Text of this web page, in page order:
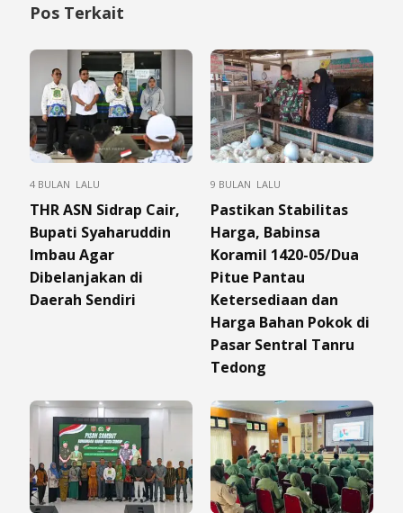
Pos Terkait
4 BULAN LALU
THR ASN Sidrap Cair,
Bupati Syaharuddin
Imbau Agar
Dibelanjakan di
Daerah Sendiri
9 BULAN LALU
Pastikan Stabilitas
Harga, Babinsa
Koramil 1420-05/Dua
Pitue Pantau
Ketersediaan dan
Harga Bahan Pokok di
Pasar Sentral Tanru
Tedong